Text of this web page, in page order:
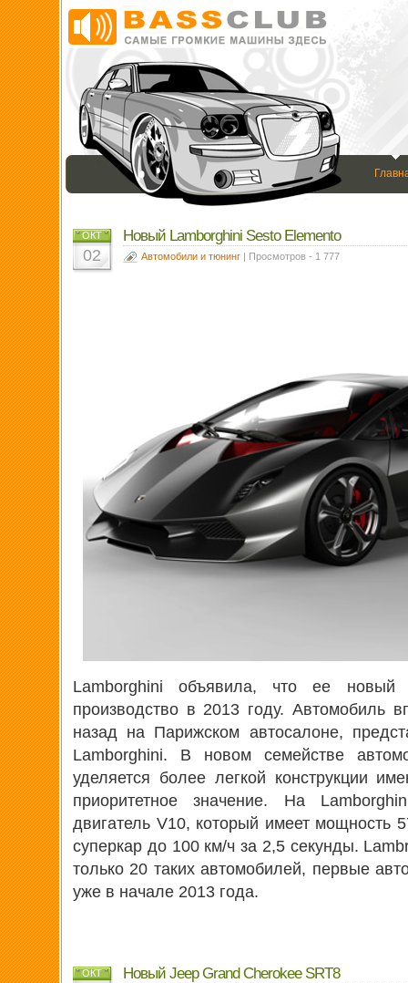
ОКТ
02
Новый Lamborghini Sesto Elemento
Автомобили и тюнинг | Просмотров - 1 777
Lamborghini объявила, что ее
производство в 2013 году. Автомобиль
назад на Парижском автосалоне,
Lamborghini. В новом семействе
уделяется более легкой конструкции
приоритетное значение. На
двигатель V10, который имеет мощность
суперкар до 100 км/ч за 2,5 секунды.
только 20 таких автомобилей, первые
уже в начале 2013 года.
ОКТ Новый Jeep Grand Cherokee SRT8